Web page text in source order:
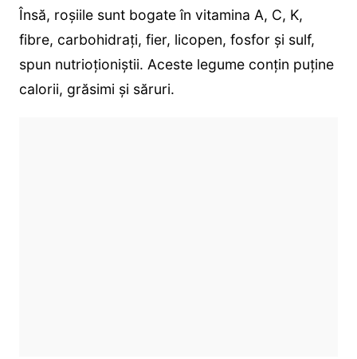
Însă, roşiile sunt bogate în vitamina A, C, K,
fibre, carbohidraţi, fier, licopen, fosfor şi sulf,
spun nutrioționiștii. Aceste legume conţin puţine
calorii, grăsimi şi săruri.